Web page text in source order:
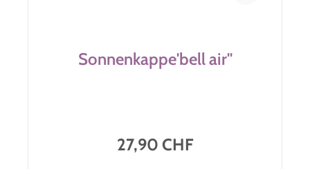
Sonnenkappe'bell air''
27,90 CHF